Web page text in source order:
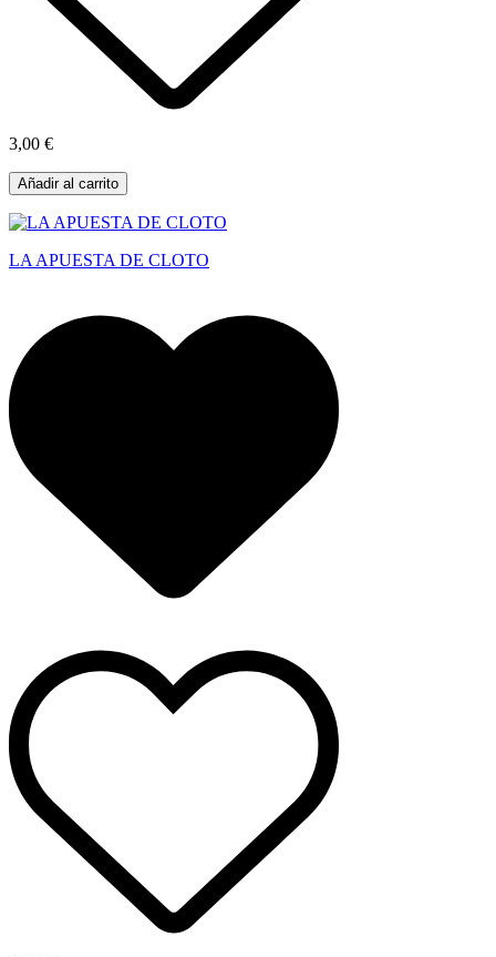
3,00 €
Añadir al carrito
LA APUESTA DE CLOTO